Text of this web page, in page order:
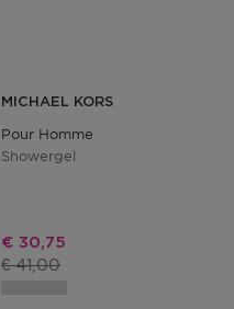
MICHAEL KORS
Pour Homme
Showergel
Kortingsprijs
€ 30,75
Productprijs
€ 41,00